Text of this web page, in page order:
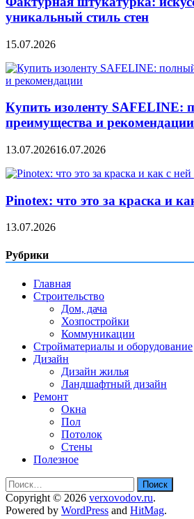
уникальный стиль стен
15.07.2026
Купить изоленту SAFELINE:
преимущества и рекомендации
13.07.202616.07.2026
Pinotex: что это за краска и
13.07.2026
Рубрики
Главная
Строительство
Дом, дача
Хозпостройки
Коммуникации
Стройматериалы и оборудование
Дизайн
Дизайн жилья
Ландшафтный дизайн
Ремонт
Окна
Пол
Потолок
Стены
Полезное
Найти:
Copyright © 2026 verxovodov.ru.
Powered by WordPress and HitMag.